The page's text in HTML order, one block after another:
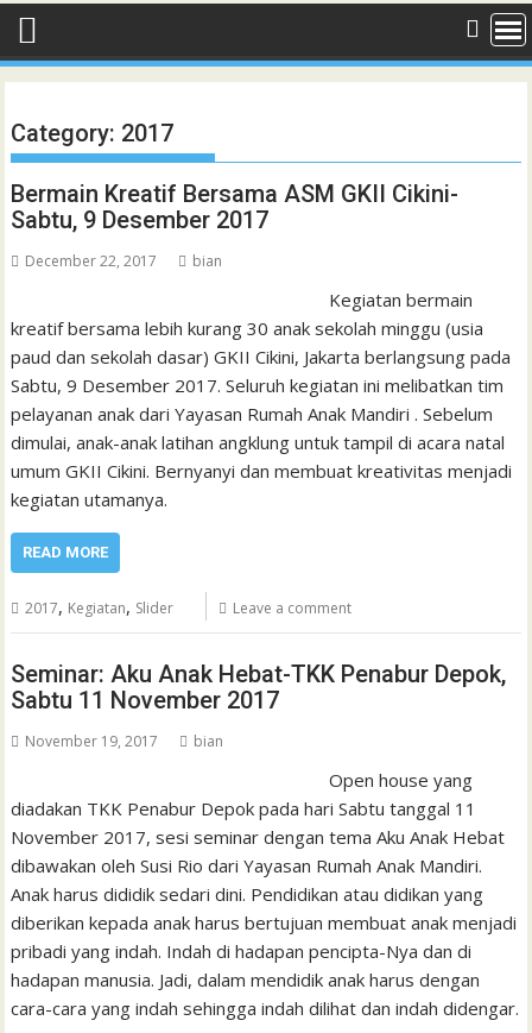
Category: 2017
Bermain Kreatif Bersama ASM GKII Cikini-
Sabtu, 9 Desember 2017
December 22, 2017 bian
Kegiatan bermain
kreatif bersama lebih kurang 30 anak sekolah minggu (usia
paud dan sekolah dasar) GKII Cikini, Jakarta berlangsung pada
Sabtu, 9 Desember 2017. Seluruh kegiatan ini melibatkan tim
pelayanan anak dari Yayasan Rumah Anak Mandiri . Sebelum
dimulai, anak-anak latihan angklung untuk tampil di acara natal
umum GKII Cikini. Bernyanyi dan membuat kreativitas menjadi
kegiatan utamanya.
READ MORE
2017, Kegiatan, Slider Leave a comment
Seminar: Aku Anak Hebat-TKK Penabur Depok,
Sabtu 11 November 2017
November 19, 2017 bian
Open house yang
diadakan TKK Penabur Depok pada hari Sabtu tanggal 11
November 2017, sesi seminar dengan tema Aku Anak Hebat
dibawakan oleh Susi Rio dari Yayasan Rumah Anak Mandiri.
Anak harus dididik sedari dini. Pendidikan atau didikan yang
diberikan kepada anak harus bertujuan membuat anak menjadi
pribadi yang indah. Indah di hadapan pencipta-Nya dan di
hadapan manusia. Jadi, dalam mendidik anak harus dengan
cara-cara yang indah sehingga indah dilihat dan indah didengar.